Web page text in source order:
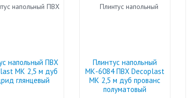
напольный ПВХ
МК 2,5 м дуб
глянцевый
Плинтус напольный
МК-6084 ПВХ Decoplast
МК 2,5 м дуб прованс
полуматовый